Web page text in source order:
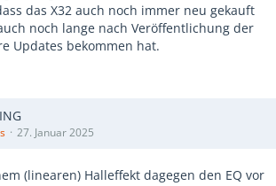
das X32 auch noch immer neu gekauft
noch lange nach Veröffentlichung der
Updates bekommen hat.
27. Januar 2025
(linearen) Halleffekt dagegen den EQ vor